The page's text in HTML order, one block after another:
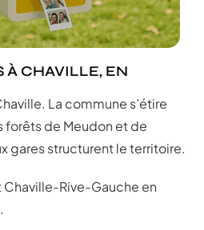
À CHAVILLE, EN
La commune s’étire
forêts de Meudon et de
gares structurent le territoire.
Rive-Gauche en